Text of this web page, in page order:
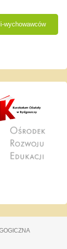
wychowawców